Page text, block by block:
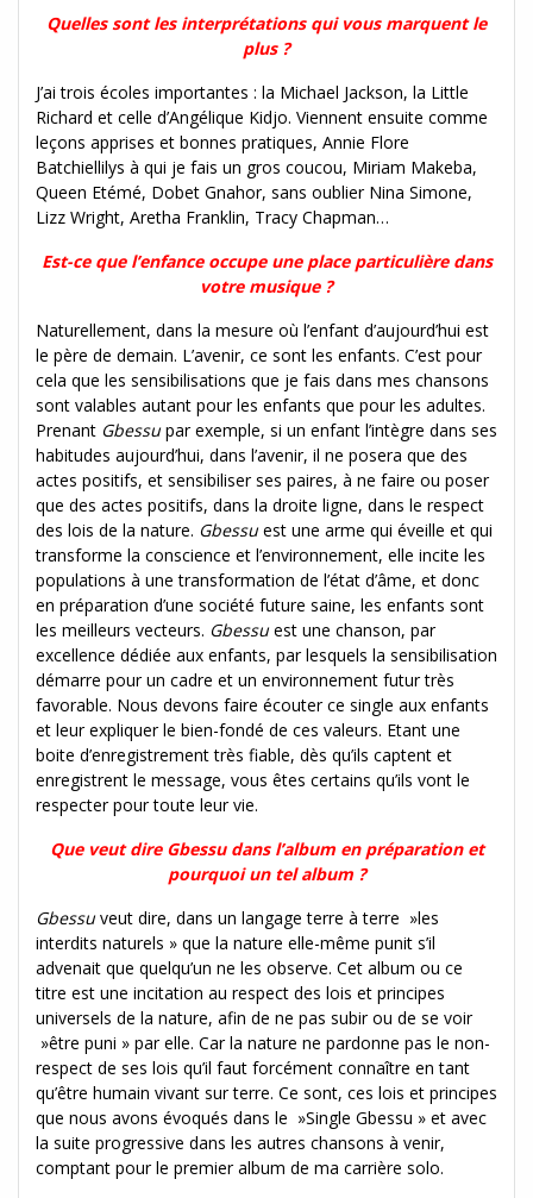
Quelles sont les interprétations qui vous marquent le
plus ?
J’ai trois écoles importantes : la Michael Jackson, la Little
Richard et celle d’Angélique Kidjo. Viennent ensuite comme
leçons apprises et bonnes pratiques, Annie Flore
Batchiellilys à qui je fais un gros coucou, Miriam Makeba,
Queen Etémé, Dobet Gnahor, sans oublier Nina Simone,
Lizz Wright, Aretha Franklin, Tracy Chapman…
Est-ce que l’enfance occupe une place particulière dans
votre musique ?
Naturellement, dans la mesure où l’enfant d’aujourd’hui est
le père de demain. L’avenir, ce sont les enfants. C’est pour
cela que les sensibilisations que je fais dans mes chansons
sont valables autant pour les enfants que pour les adultes.
Prenant Gbessupar exemple, si un enfant l’intègre dans ses
habitudes aujourd’hui, dans l’avenir, il ne posera que des
actes positifs, et sensibiliser ses paires, à ne faire ou poser
que des actes positifs, dans la droite ligne, dans le respect
des lois de la nature. Gbessuest une arme qui éveille et qui
transforme la conscience et l’environnement, elle incite les
populations à une transformation de l’état d’âme, et donc
en préparation d’une société future saine, les enfants sont
les meilleurs vecteurs. Gbessuest une chanson, par
excellence dédiée aux enfants, par lesquels la sensibilisation
démarre pour un cadre et un environnement futur très
favorable. Nous devons faire écouter ce single aux enfants
et leur expliquer le bien-fondé de ces valeurs. Etant une
boite d’enregistrement très fiable, dès qu’ils captent et
enregistrent le message, vous êtes certains qu’ils vont le
respecter pour toute leur vie.
Que veut dire Gbessu dans l’album en préparation et
pourquoi un tel album ?
Gbessuveut dire, dans un langage terre à terre »les
interdits naturels » que la nature elle-même punit s’il
advenait que quelqu’un ne les observe. Cet album ou ce
titre est une incitation au respect des lois et principes
universels de la nature, afin de ne pas subir ou de se voir
»être puni » par elle. Car la nature ne pardonne pas le non-
respect de ses lois qu’il faut forcément connaître en tant
qu’être humain vivant sur terre. Ce sont, ces lois et principes
que nous avons évoqués dans le »Single Gbessu » et avec
la suite progressive dans les autres chansons à venir,
comptant pour le premier album de ma carrière solo.